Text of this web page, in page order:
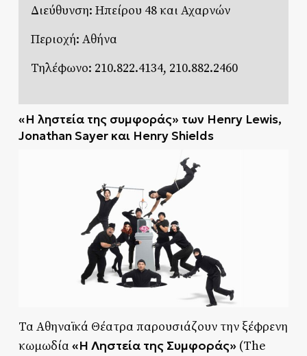
Διεύθυνση: Ηπείρου 48 και Αχαρνών
Περιοχή: Αθήνα
Τηλέφωνο: 210.822.4134, 210.882.2460
«Η ληστεία της συμφοράς» των Henry Lewis,
Jonathan Sayer και Henry Shields
Τα Αθηναϊκά Θέατρα παρουσιάζουν την ξέφρενη
κωμωδία «Η Ληστεία της Συμφοράς»(The